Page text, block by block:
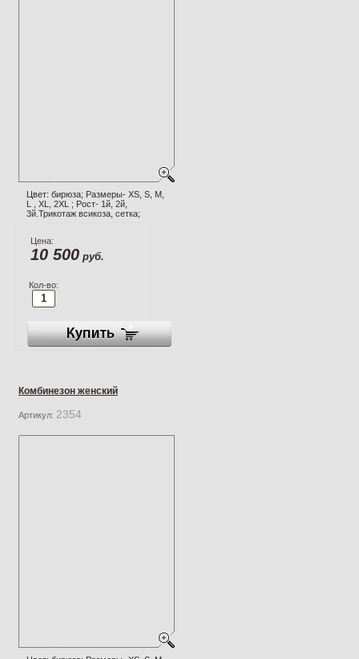
Цвет: бирюза; Размеры- XS, S, M,
L , XL, 2XL ; Рост- 1й, 2й,
3й.Трикотаж всикоза, сетка;
Цена:
10 500 руб.
Кол-во:
Комбинезон женский
Артикул: 2354